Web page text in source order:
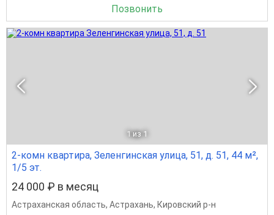
Позвонить
1 из 1
2-комн квартира, Зеленгинская улица, 51, д. 51, 44 м²,
1/5 эт.
24 000 ₽ в месяц
Астраханская область, Астрахань, Кировский р-н